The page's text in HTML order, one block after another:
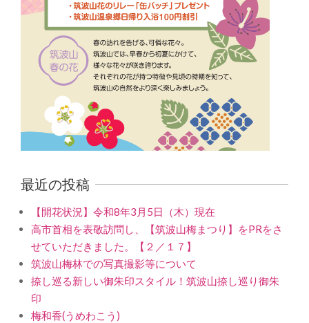
最近の投稿
【開花状況】令和8年3月5日（木）現在
高市首相を表敬訪問し、【筑波山梅まつり】をPRをさ
せていただきました。【２／１７】
筑波山梅林での写真撮影等について
捺し巡る新しい御朱印スタイル！筑波山捺し巡り御朱
印
梅和香(うめわこう)